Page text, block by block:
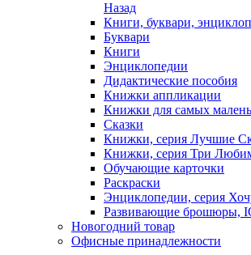
Назад
Книги, буквари,
Буквари
Книги
Энциклопедии
Дидактические пособия
Книжки аппликации
Книжки для самых
Сказки
Книжки, серия Лучшие
Книжки, серия Три
Обучающие карточки
Раскраски
Энциклопедии, серия
Развивающие брошюры,
Новогодний товар
Офисные принадлежности